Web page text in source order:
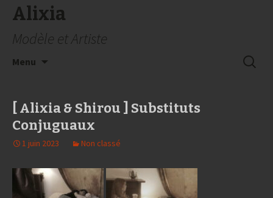
Alixia
Modèle et Artiste
Menu
[ Alixia & Shirou ] Substituts
Conjuguaux
1 juin 2023 Non classé